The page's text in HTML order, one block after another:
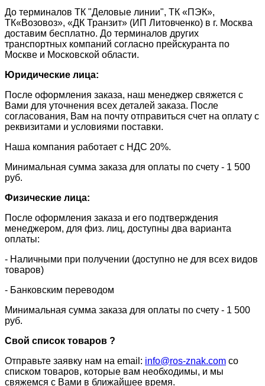
До терминалов ТК "Деловые линии", ТК «ПЭК»,
ТК«Возовоз», «ДК Транзит» (ИП Литовченко) в г. Москва
доставим бесплатно. До терминалов других
транспортных компаний согласно прейскуранта по
Москве и Московской области.
Юридические лица:
После оформления заказа, наш менеджер свяжется с
Вами для уточнения всех деталей заказа. После
согласования, Вам на почту отправиться счет на оплату с
реквизитами и условиями поставки.
​Наша компания работает с НДС 20%.
​Минимальная сумма заказа для оплаты по счету - 1 500
руб.
Физические лица:
После оформления заказа и его подтверждения
менеджером, для физ. лиц, доступны два варианта
оплаты:
- Наличными при получении (доступно не для всех видов
товаров)
- Банковским переводом
Минимальная сумма заказа для оплаты по счету - 1 500
руб.
Свой список товаров ?
Отправьте заявку нам на email: info@ros-znak.com со
списком товаров, которые вам необходимы, и мы
свяжемся с Вами в ближайшее время.